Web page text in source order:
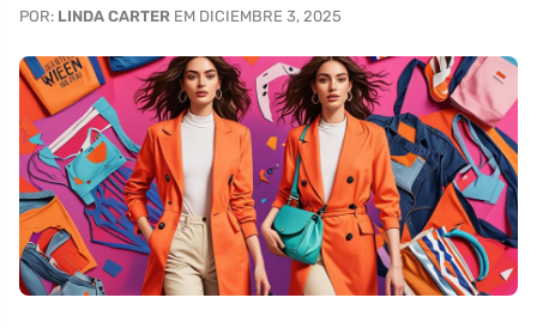
POR: LINDA CARTER EM DICIEMBRE 3, 2025